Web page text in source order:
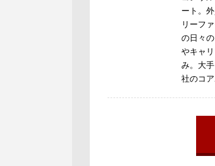
ート。
リーフ
の日々
やキャ
み。大
社のコ